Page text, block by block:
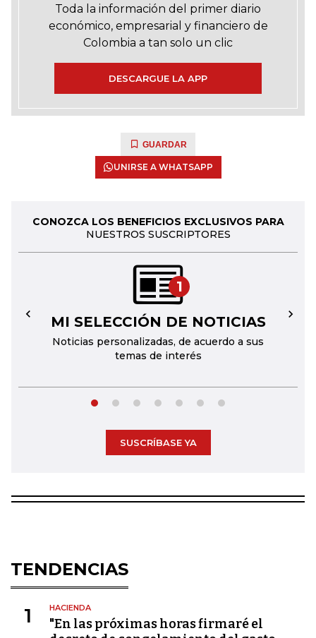
Toda la información del primer diario
económico, empresarial y financiero de
Colombia a tan solo un clic
DESCARGUE LA APP
GUARDAR
UNIRSE A WHATSAPP
CONOZCA LOS BENEFICIOS EXCLUSIVOS PARA
NUESTROS SUSCRIPTORES
1
MI SELECCIÓN DE NOTICIAS
Noticias personalizadas, de acuerdo a sus
temas de interés
← →
SUSCRÍBASE YA
TENDENCIAS
1 HACIENDA
"En las próximas horas firmaré el